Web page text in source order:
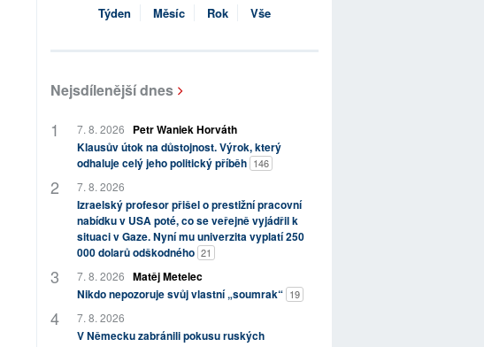
Týden Měsíc Rok Vše
Nejsdílenější dnes
7. 8. 2026
Petr Waniek Horváth
Klausův útok na důstojnost. Výrok, který
odhaluje celý jeho politický příběh 146
7. 8. 2026
Izraelský profesor přišel o prestižní pracovní
nabídku v USA poté, co se veřejně vyjádřil k
situaci v Gaze. Nyní mu univerzita vyplatí 250
000 dolarů odškodného 21
7. 8. 2026 Matěj Metelec
Nikdo nepozoruje svůj vlastní „soumrak“ 19
7. 8. 2026
V Německu zabránili pokusu ruských